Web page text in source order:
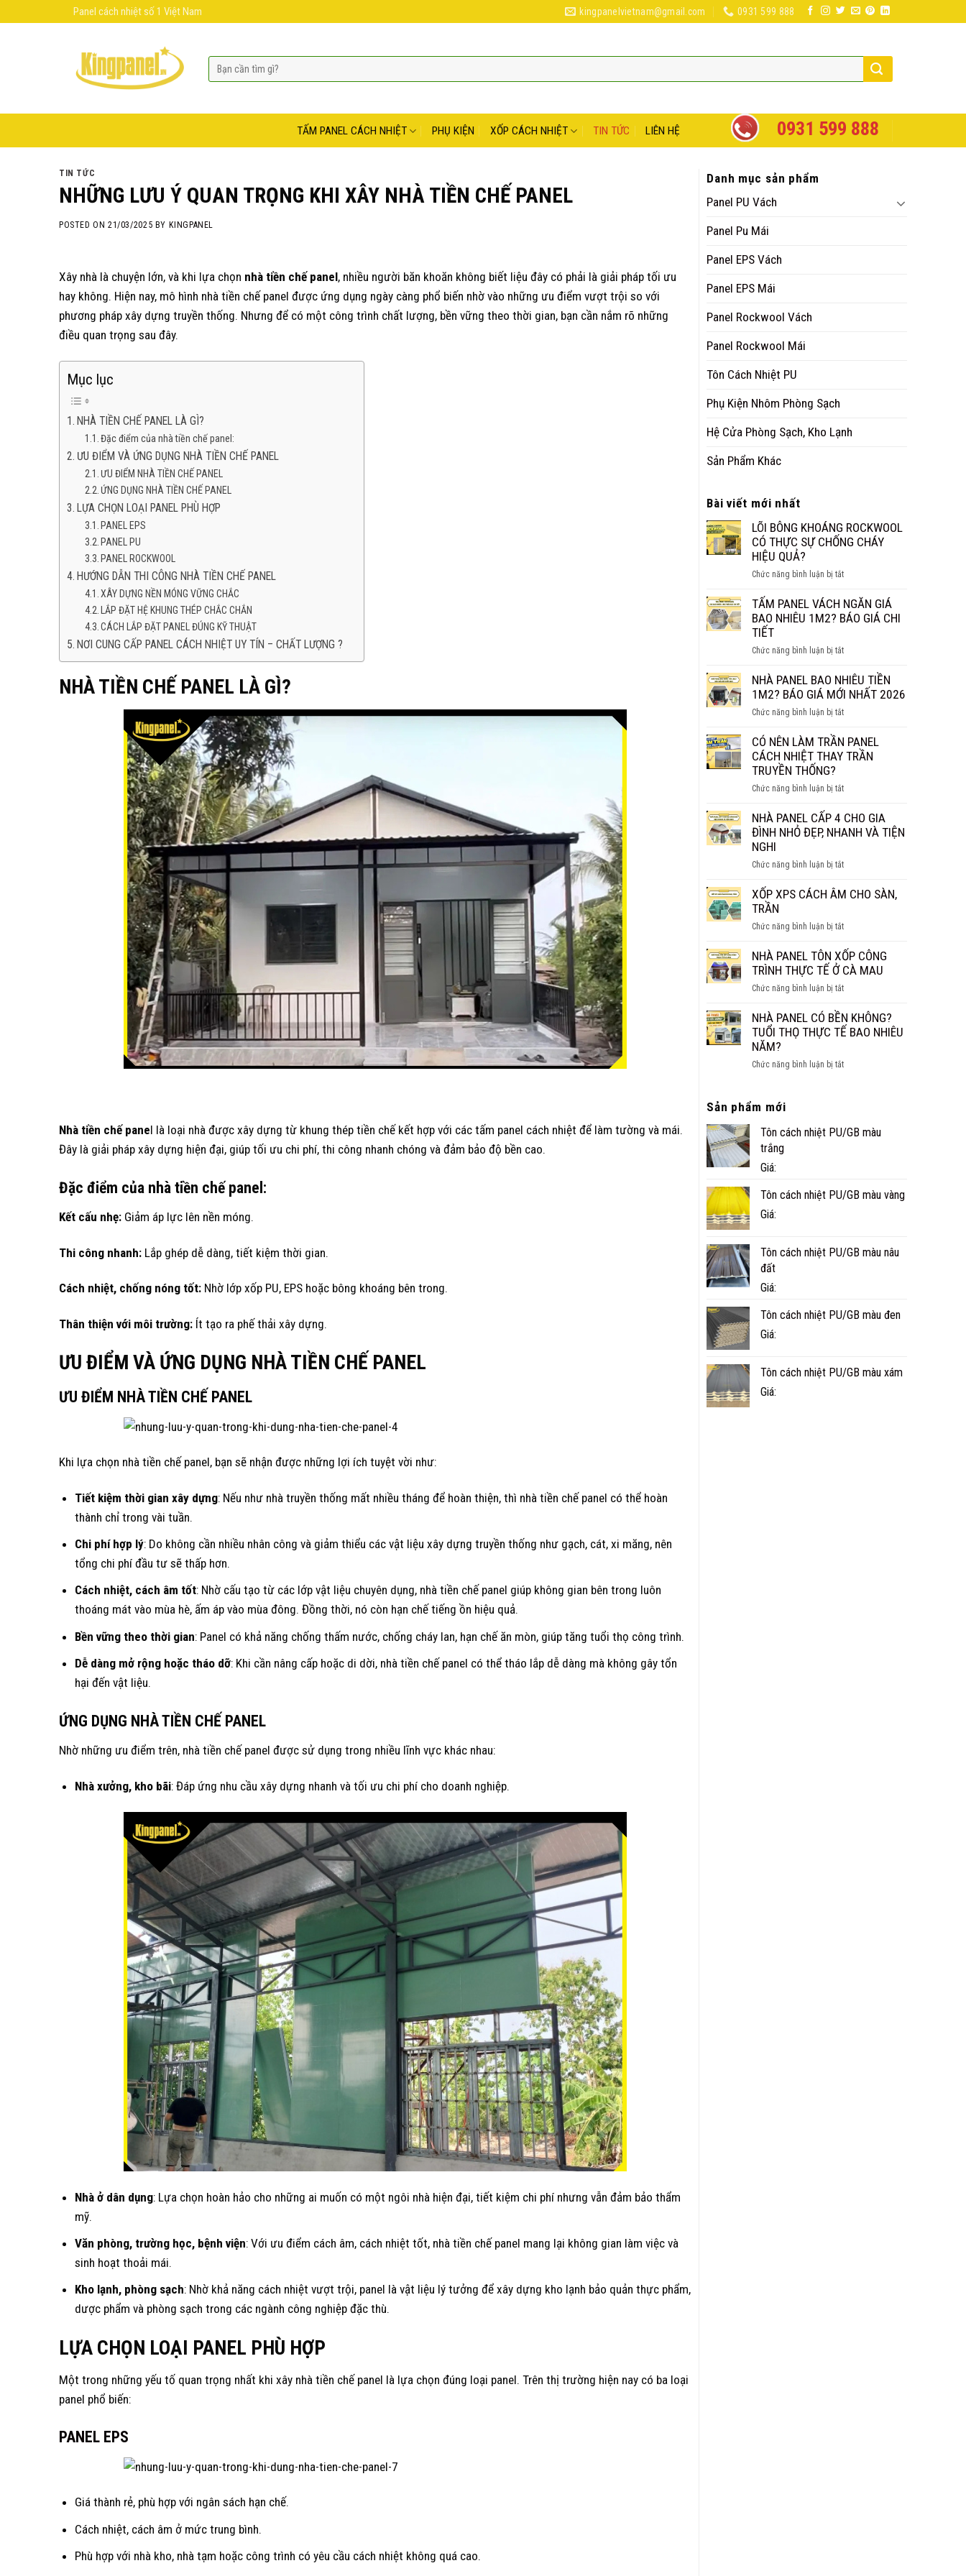
Panel cách nhiệt số 1 Việt Nam kingpanelvietnam@gmail.com 0931 599 888
TẤM PANEL CÁCH NHIỆT PHỤ KIỆN XỐP CÁCH NHIỆT TIN TỨC LIÊN HỆ 0931 599 888
TIN TỨC
NHỮNG LƯU Ý QUAN TRỌNG KHI XÂY NHÀ TIỀN CHẾ PANEL
POSTED ON21/03/2025 BY KINGPANEL
Xây nhà là chuyện lớn, và khi lựa chọn nhà tiền chế panel, nhiều người băn khoăn không biết liệu đây có phải là giải pháp tối ưu
hay không. Hiện nay, mô hình nhà tiền chế panel được ứng dụng ngày càng phổ biến nhờ vào những ưu điểm vượt trội so với
phương pháp xây dựng truyền thống. Nhưng để có một công trình chất lượng, bền vững theo thời gian, bạn cần nắm rõ những
điều quan trọng sau đây.
Mục lục
NHÀ TIỀN CHẾ PANEL LÀ GÌ?
Đặc điểm của nhà tiền chế panel:
ƯU ĐIỂM VÀ ỨNG DỤNG NHÀ TIỀN CHẾ PANEL
ƯU ĐIỂM NHÀ TIỀN CHẾ PANEL
ỨNG DỤNG NHÀ TIỀN CHẾ PANEL
LỰA CHỌN LOẠI PANEL PHÙ HỢP
PANEL EPS
PANEL PU
PANEL ROCKWOOL
HƯỚNG DẪN THI CÔNG NHÀ TIỀN CHẾ PANEL
XÂY DỰNG NỀN MÓNG VỮNG CHẮC
LẮP ĐẶT HỆ KHUNG THÉP CHẮC CHẮN
CÁCH LẮP ĐẶT PANEL ĐÚNG KỸ THUẬT
NƠI CUNG CẤP PANEL CÁCH NHIỆT UY TÍN – CHẤT LƯỢNG ?
NHÀ TIỀN CHẾ PANEL LÀ GÌ?
Nhà tiền chế panel là loại nhà được xây dựng từ khung thép tiền chế kết hợp với các tấm panel cách nhiệt để làm tường và mái.
Đây là giải pháp xây dựng hiện đại, giúp tối ưu chi phí, thi công nhanh chóng và đảm bảo độ bền cao.
Đặc điểm của nhà tiền chế panel:
Kết cấu nhẹ: Giảm áp lực lên nền móng.
Thi công nhanh: Lắp ghép dễ dàng, tiết kiệm thời gian.
Cách nhiệt, chống nóng tốt: Nhờ lớp xốp PU, EPS hoặc bông khoáng bên trong.
Thân thiện với môi trường: Ít tạo ra phế thải xây dựng.
ƯU ĐIỂM VÀ ỨNG DỤNG NHÀ TIỀN CHẾ PANEL
ƯU ĐIỂM NHÀ TIỀN CHẾ PANEL
Khi lựa chọn nhà tiền chế panel, bạn sẽ nhận được những lợi ích tuyệt vời như:
Tiết kiệm thời gian xây dựng: Nếu như nhà truyền thống mất nhiều tháng để hoàn thiện, thì nhà tiền chế panel có thể hoàn
thành chỉ trong vài tuần.
Chi phí hợp lý: Do không cần nhiều nhân công và giảm thiểu các vật liệu xây dựng truyền thống như gạch, cát, xi măng, nên
tổng chi phí đầu tư sẽ thấp hơn.
Cách nhiệt, cách âm tốt: Nhờ cấu tạo từ các lớp vật liệu chuyên dụng, nhà tiền chế panel giúp không gian bên trong luôn
thoáng mát vào mùa hè, ấm áp vào mùa đông. Đồng thời, nó còn hạn chế tiếng ồn hiệu quả.
Bền vững theo thời gian: Panel có khả năng chống thấm nước, chống cháy lan, hạn chế ăn mòn, giúp tăng tuổi thọ công trình.
Dễ dàng mở rộng hoặc tháo dỡ: Khi cần nâng cấp hoặc di dời, nhà tiền chế panel có thể tháo lắp dễ dàng mà không gây tổn
hại đến vật liệu.
ỨNG DỤNG NHÀ TIỀN CHẾ PANEL
Nhờ những ưu điểm trên, nhà tiền chế panel được sử dụng trong nhiều lĩnh vực khác nhau:
Nhà xưởng, kho bãi: Đáp ứng nhu cầu xây dựng nhanh và tối ưu chi phí cho doanh nghiệp.
Nhà ở dân dụng: Lựa chọn hoàn hảo cho những ai muốn có một ngôi nhà hiện đại, tiết kiệm chi phí nhưng vẫn đảm bảo thẩm
mỹ.
Văn phòng, trường học, bệnh viện: Với ưu điểm cách âm, cách nhiệt tốt, nhà tiền chế panel mang lại không gian làm việc và
sinh hoạt thoải mái.
Kho lạnh, phòng sạch: Nhờ khả năng cách nhiệt vượt trội, panel là vật liệu lý tưởng để xây dựng kho lạnh bảo quản thực phẩm,
dược phẩm và phòng sạch trong các ngành công nghiệp đặc thù.
LỰA CHỌN LOẠI PANEL PHÙ HỢP
Một trong những yếu tố quan trọng nhất khi xây nhà tiền chế panel là lựa chọn đúng loại panel. Trên thị trường hiện nay có ba loại
panel phổ biến:
PANEL EPS
Giá thành rẻ, phù hợp với ngân sách hạn chế.
Cách nhiệt, cách âm ở mức trung bình.
Phù hợp với nhà kho, nhà tạm hoặc công trình có yêu cầu cách nhiệt không quá cao.
Danh mục sản phẩm
Panel PU Vách
Panel Pu Mái
Panel EPS Vách
Panel EPS Mái
Panel Rockwool Vách
Panel Rockwool Mái
Tôn Cách Nhiệt PU
Phụ Kiện Nhôm Phòng Sạch
Hệ Cửa Phòng Sạch, Kho Lạnh
Sản Phẩm Khác
Bài viết mới nhất
LÕI BÔNG KHOÁNG ROCKWOOL
CÓ THỰC SỰ CHỐNG CHÁY
HIỆU QUẢ?
Chức năng bình luận bị tắtở
BÔNG
KHOÁNG
THỰC
CHỐNG
CHÁY
HIỆU
TẤM PANEL VÁCH NGĂN GIÁ
BAO NHIÊU 1M2? BÁO GIÁ CHI
TIẾT
Chức năng bình luận bị tắtở
PANEL
VÁCH
GIÁ
NHIÊU
1M2?
GIÁ
TIẾT
NHÀ PANEL BAO NHIÊU TIỀN
1M2? BÁO GIÁ MỚI NHẤT 2026
Chức năng bình luận bị tắtở
PANEL
BAO
1M2?
GIÁ
MỚI
2026
CÓ NÊN LÀM TRẦN PANEL
CÁCH NHIỆT THAY TRẦN
TRUYỀN THỐNG?
Chức năng bình luận bị tắtở
NÊN
LÀM
CÁCH
THAY
TRUYỀN
NHÀ PANEL CẤP 4 CHO GIA
ĐÌNH NHỎ ĐẸP, NHANH VÀ TIỆN
NGHI
Chức năng bình luận bị tắtở
PANEL
CHO
GIA
ĐÌNH
NHỎ
ĐẸP,
VÀ
TIỆN
XỐP XPS CÁCH ÂM CHO SÀN,
TRẦN
Chức năng bình luận bị tắtở
XPS
CÁCH
CHO
TRẦN
NHÀ PANEL TÔN XỐP CÔNG
TRÌNH THỰC TẾ Ở CÀ MAU
Chức năng bình luận bị tắtở
PANEL
TÔN
TRÌNH
MAU
NHÀ PANEL CÓ BỀN KHÔNG?
TUỔI THỌ THỰC TẾ BAO NHIÊU
NĂM?
Chức năng bình luận bị tắtở
KHÔNG?
BAO
Sản phẩm mới
Tôn cách nhiệt PU/GB màu
trắng
Giá:
Tôn cách nhiệt PU/GB màu vàng
Giá:
Tôn cách nhiệt PU/GB màu nâu
đất
Giá:
Tôn cách nhiệt PU/GB màu đen
Giá:
Tôn cách nhiệt PU/GB màu xám
Giá: